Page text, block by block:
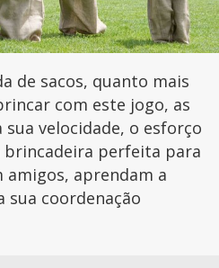
de sacos, quanto mais
com este jogo, as
velocidade, o esforço
brincadeira perfeita para
amigos, aprendam a
sua coordenação